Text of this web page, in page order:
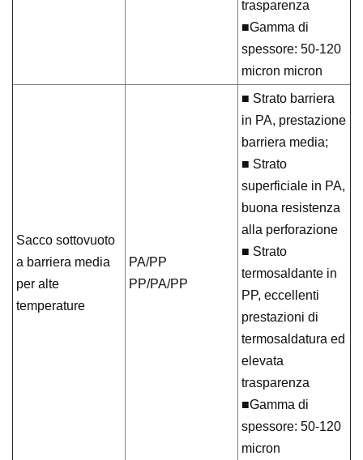
trasparenza
■Gamma di
spessore: 50-120
micron micron
Sacco sottovuoto
a barriera media
per alte
temperature
PA/PP
PP/PA/PP
■ Strato barriera
in PA, prestazione
barriera media;
■ Strato
superficiale in PA,
buona resistenza
alla perforazione
■ Strato
termosaldante in
PP, eccellenti
prestazioni di
termosaldatura ed
elevata
trasparenza
■Gamma di
spessore: 50-120
micron